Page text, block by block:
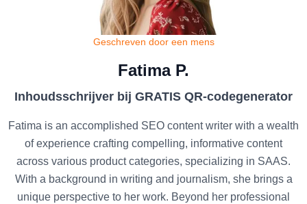
Geschreven door een mens
Fatima P.
Inhoudsschrijver bij GRATIS QR-codegenerator
Fatima is an accomplished SEO content writer with a wealth
of experience crafting compelling, informative content
across various product categories, specializing in SAAS.
With a background in writing and journalism, she brings a
unique perspective to her work. Beyond her professional